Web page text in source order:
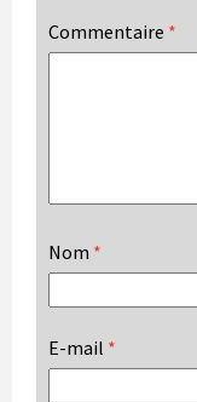
Commentaire *
Nom *
E-mail *